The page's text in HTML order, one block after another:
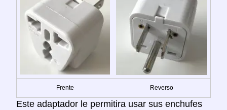
Frente Reverso
Este adaptador le permitira usar sus enchufes